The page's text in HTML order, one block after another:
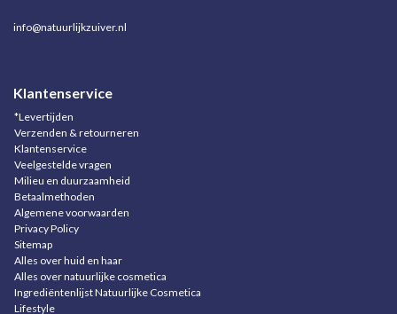
info@natuurlijkzuiver.nl
Klantenservice
*Levertijden
Verzenden & retourneren
Klantenservice
Veelgestelde vragen
Milieu en duurzaamheid
Betaalmethoden
Algemene voorwaarden
Privacy Policy
Sitemap
Alles over huid en haar
Alles over natuurlijke cosmetica
Ingrediëntenlijst Natuurlijke Cosmetica
Lifestyle